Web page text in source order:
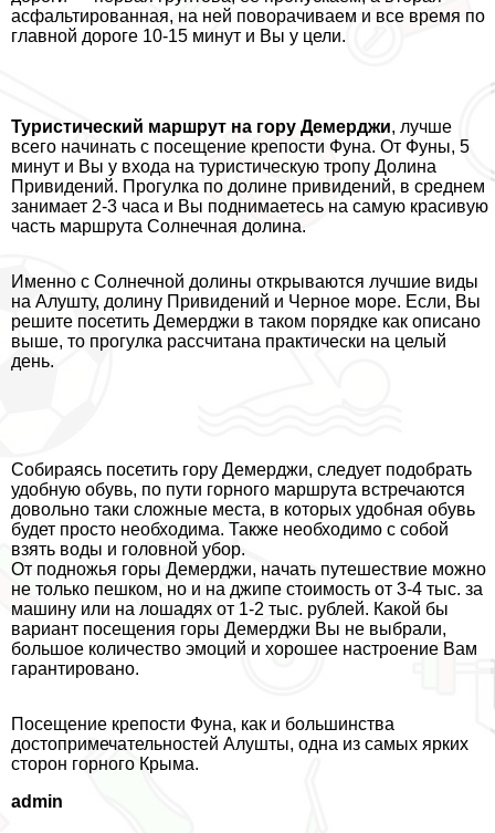
асфальтированная, на ней поворачиваем и все время по
главной дороге 10-15 минут и Вы у цели.
Туристический маршрут на гору Демерджи, лучше
всего начинать с посещение крепости Фуна. От Фуны, 5
минут и Вы у входа на туристическую тропу Долина
Привидений. Прогулка по долине привидений, в среднем
занимает 2-3 часа и Вы поднимаетесь на самую красивую
часть маршрута Солнечная долина.
Именно с Солнечной долины открываются лучшие виды
на Алушту, долину Привидений и Черное море. Если, Вы
решите посетить Демерджи в таком порядке как описано
выше, то прогулка рассчитана пpaктически на целый
день.
Собираясь посетить гору Демерджи, следует подобрать
удобную обувь, по пути горного маршрута встречаются
довольно таки сложные места, в которых удобная обувь
будет просто необходима. Также необходимо с собой
взять воды и головной убор.
От подножья горы Демерджи, начать путешествие можно
не только пешком, но и на джипе стоимость от 3-4 тыс. за
машину или на лошадях от 1-2 тыс. рублей. Какой бы
вариант посещения горы Демерджи Вы не выбрали,
большое количество эмоций и хорошее настроение Вам
гарантировано.
Посещение крепости Фуна, как и большинства
достопримечательностей Алушты, одна из самых ярких
сторон горного Крыма.
admin